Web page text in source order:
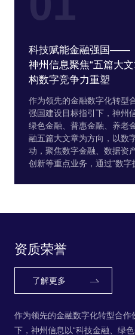
科技赋能金融强国——
神州信息聚焦“五篇大
构数字竞争力重塑
作为领先的金融数字化转型
强国建设目标指引下，神州
绿色金融、普惠金融、养老
融五篇大文章为方向，以数
动，聚焦数字金融、数据资
创新等重点业务，通过“数字
务，帮助客户实现数字核心
资质荣誉
了解更多
作为领先的金融数字化转型合作
下，神州信息以“科技金融、绿